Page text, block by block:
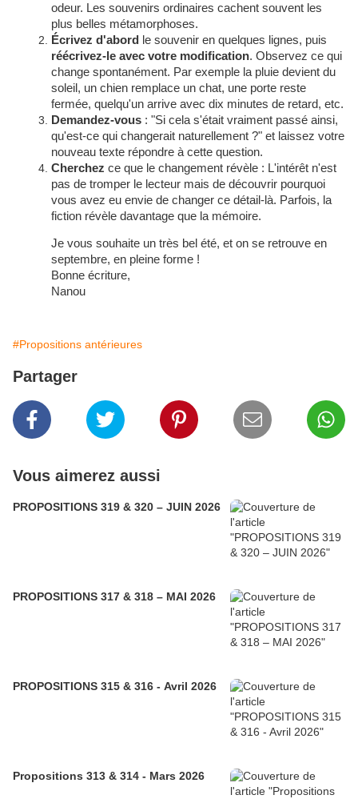
odeur. Les souvenirs ordinaires cachent souvent les
plus belles métamorphoses.
Écrivez d'abord
le souvenir en quelques lignes, puis
réécrivez-le avec votre modification. Observez ce qui
change spontanément. Par exemple la pluie devient du
soleil, un chien remplace un chat, une porte reste
fermée, quelqu'un arrive avec dix minutes de retard, etc.
Demandez-vous : "Si cela s'était vraiment passé ainsi,
qu'est-ce qui changerait naturellement ?" et laissez votre
nouveau texte répondre à cette question.
Cherchez ce que le changement révèle : L'intérêt n'est
pas de tromper le lecteur mais de découvrir pourquoi
vous avez eu envie de changer ce détail-là. Parfois, la
fiction révèle davantage que la mémoire.
Je vous souhaite un très bel été, et on se retrouve en
septembre, en pleine forme !
Bonne écriture,
Nanou
#Propositions antérieures
Partager
Vous aimerez aussi
PROPOSITIONS 319 & 320 – JUIN 2026
PROPOSITIONS 317 & 318 – MAI 2026
PROPOSITIONS 315 & 316 - Avril 2026
Propositions 313 & 314 - Mars 2026